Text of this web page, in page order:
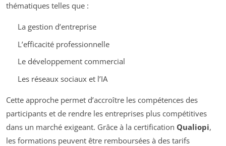
thématiques telles que :
La gestion d’entreprise
L’efficacité professionnelle
Le développement commercial
Les réseaux sociaux et l’IA
Cette approche permet d’accroître les compétences des
participants et de rendre les entreprises plus compétitives
dans un marché exigeant. Grâce à la certification Qualiopi,
les formations peuvent être remboursées à des tarifs